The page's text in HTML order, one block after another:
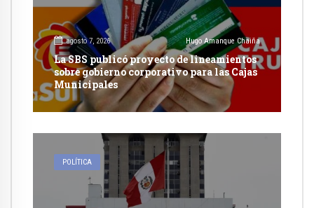
agosto 7, 2026 Hugo Amanque Chaiña
La SBS publicó proyecto de lineamientos
sobre gobierno corporativo para las Cajas
Municipales
POLÍTICA